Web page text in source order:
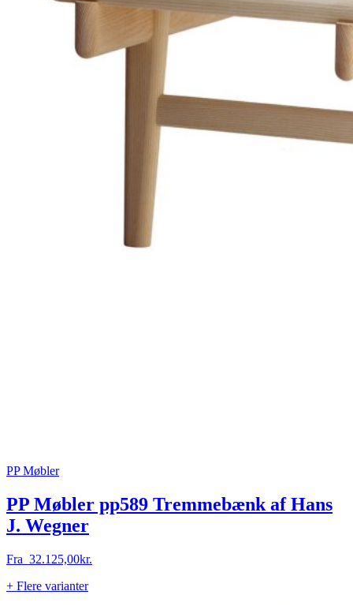
PP Møbler
PP Møbler pp589 Tremmebænk af Hans
J. Wegner
Fra 32.125,00kr.
+ Flere varianter